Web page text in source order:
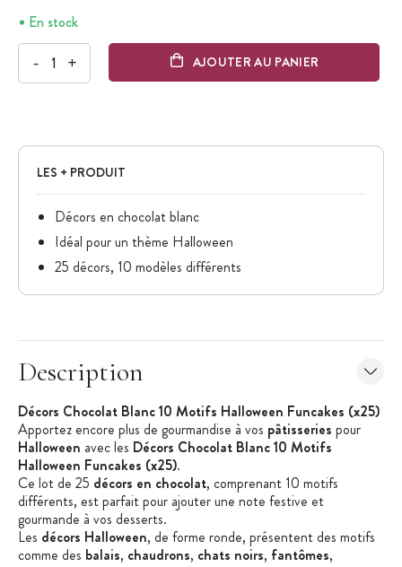
En stock
- + AJOUTER AU PANIER
LES + PRODUIT
Décors en chocolat blanc
Idéal pour un thème Halloween
25 décors, 10 modèles différents
Description
Décors Chocolat Blanc 10 Motifs Halloween Funcakes (x25)
Apportez encore plus de gourmandise à vos pâtisseries pour
Halloween avec les Décors Chocolat Blanc 10 Motifs
Halloween Funcakes (x25).
Ce lot de 25 décors en chocolat, comprenant 10 motifs
différents, est parfait pour ajouter une note festive et
gourmande à vos desserts.
Les décors Halloween, de forme ronde, présentent des motifs
comme des balais, chaudrons, chats noirs, fantômes,